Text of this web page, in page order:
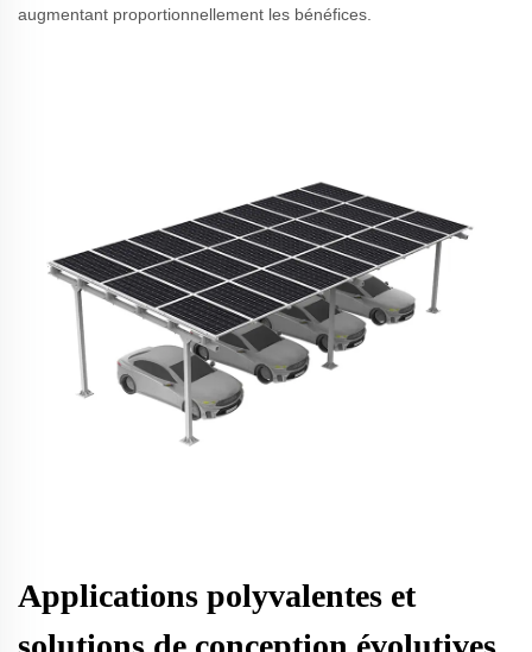
augmentant proportionnellement les bénéfices.
Applications polyvalentes et